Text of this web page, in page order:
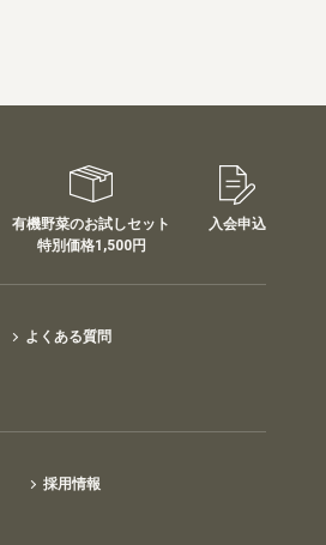
有機野菜のお試しセット
特別価格1,500円
入会申込
よくある質問
採用情報